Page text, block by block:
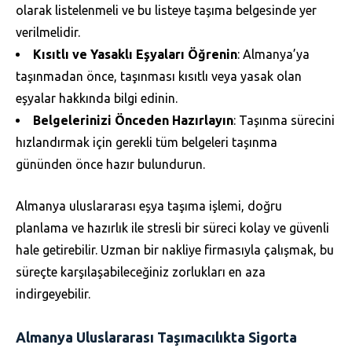
olarak listelenmeli ve bu listeye taşıma belgesinde yer
verilmelidir.
Kısıtlı ve Yasaklı Eşyaları Öğrenin: Almanya’ya
taşınmadan önce, taşınması kısıtlı veya yasak olan
eşyalar hakkında bilgi edinin.
Belgelerinizi Önceden Hazırlayın: Taşınma sürecini
hızlandırmak için gerekli tüm belgeleri taşınma
gününden önce hazır bulundurun.
Almanya uluslararası eşya taşıma işlemi, doğru
planlama ve hazırlık ile stresli bir süreci kolay ve güvenli
hale getirebilir. Uzman bir nakliye firmasıyla çalışmak, bu
süreçte karşılaşabileceğiniz zorlukları en aza
indirgeyebilir.
Almanya Uluslararası Taşımacılıkta Sigorta